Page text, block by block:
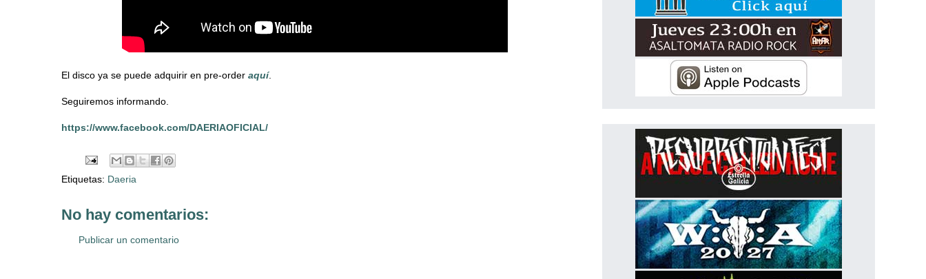
El disco ya se puede adquirir en pre-order aquí.
Seguiremos informando.
https://www.facebook.com/DAERIAOFICIAL/
Etiquetas: Daeria
No hay comentarios:
Publicar un comentario